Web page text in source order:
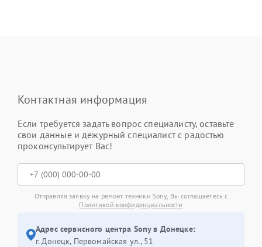
Контактная информация
Если требуется задать вопрос специалисту, оставьте
свои данные и дежурный специалист с радостью
проконсультирует Вас!
Отправляя заявку на ремонт техники Sony, Вы соглашаетесь с
Политикой конфиденциальности
Адрес сервисного центра Sony в Донецке:
г. Донецк, Первомайская ул., 51